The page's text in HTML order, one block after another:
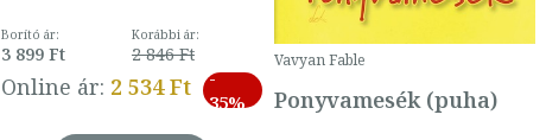
Borító ár:
3 899 Ft
Korábbi ár:
2 846 Ft
Online ár: 2 534 Ft
-
35%
Vavyan Fable
Ponyvamesék (puha)